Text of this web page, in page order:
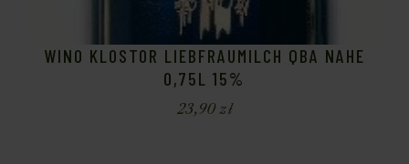
WINO KLOSTOR LIEBFRAUMILCH QBA NAHE
0,75L 15%
23,90zł